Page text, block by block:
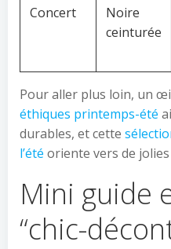
Concert
Noire
ceinturée
Pour aller plus loin, un
éthiques printemps-été
durables, et cette
l’été oriente vers de
Mini guide
“chic-